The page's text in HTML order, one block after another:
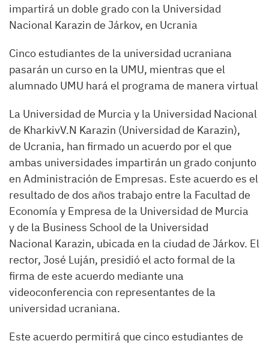
impartirá un doble grado con la Universidad
Nacional Karazin de Járkov, en Ucrania
Cinco estudiantes de la universidad ucraniana
pasarán un curso en la UMU, mientras que el
alumnado UMU hará el programa de manera virtual
La Universidad de Murcia y la Universidad Nacional
de KharkivV.N Karazin (Universidad de Karazin),
de Ucrania, han firmado un acuerdo por el que
ambas universidades impartirán un grado conjunto
en Administración de Empresas. Este acuerdo es el
resultado de dos años trabajo entre la Facultad de
Economía y Empresa de la Universidad de Murcia
y de la Business School de la Universidad
Nacional Karazin, ubicada en la ciudad de Járkov. El
rector, José Luján, presidió el acto formal de la
firma de este acuerdo mediante una
videoconferencia con representantes de la
universidad ucraniana.
Este acuerdo permitirá que cinco estudiantes de